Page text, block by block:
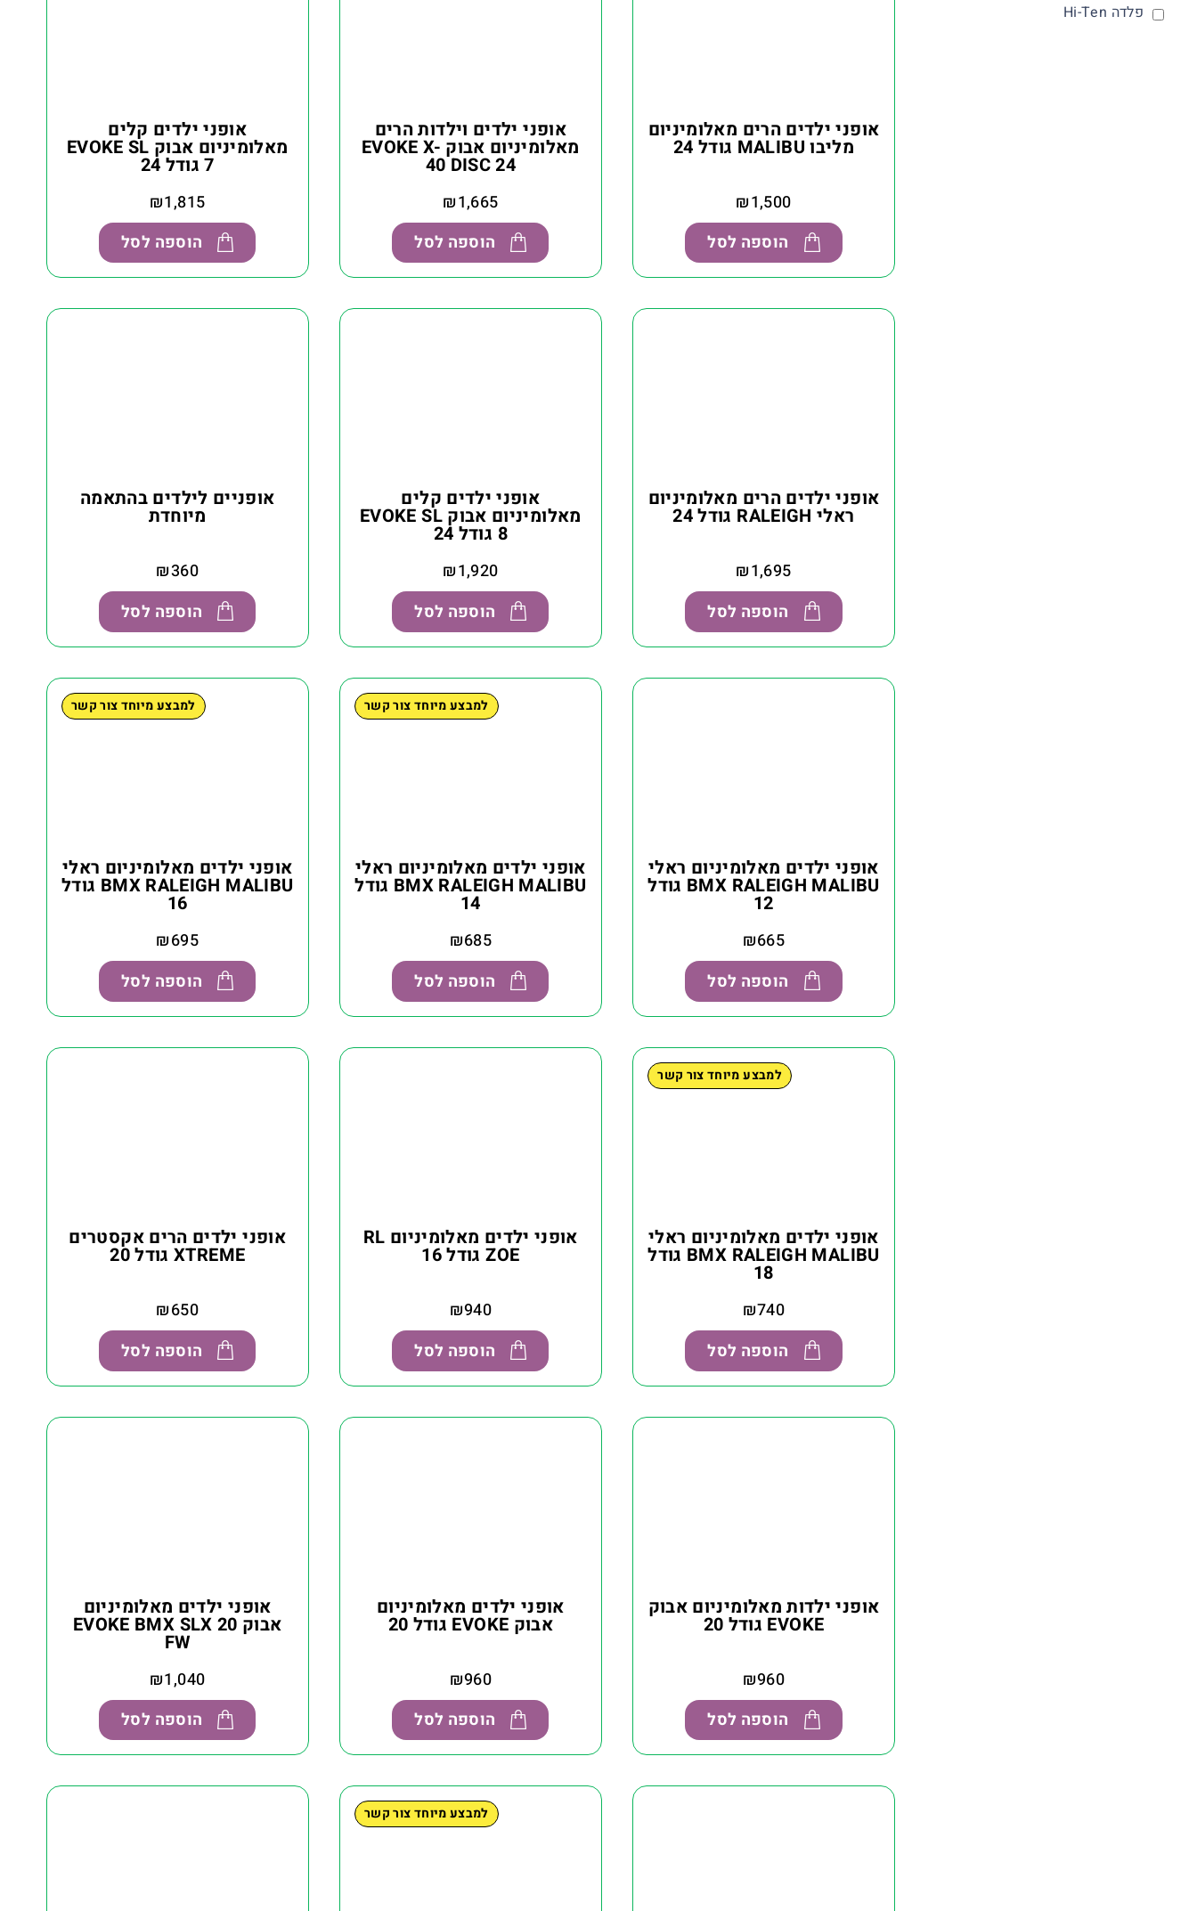
פלדה Hi-Ten
אופני ילדים הרים מאלומיניום
מליבו MALIBU גודל 24
₪1,500
הוספה לסל
אופני ילדים וילדות הרים
מאלומיניום אבוק EVOKE X-
40 DISC 24
₪1,665
הוספה לסל
אופני ילדים קלים
מאלומיניום אבוק EVOKE SL
7 גודל 24
₪1,815
הוספה לסל
אופני ילדים הרים מאלומיניום
ראלי RALEIGH גודל 24
₪1,695
הוספה לסל
אופני ילדים קלים
מאלומיניום אבוק EVOKE SL
8 גודל 24
₪1,920
הוספה לסל
אופניים לילדים בהתאמה
מיוחדת
₪360
הוספה לסל
אופני ילדים מאלומיניום ראלי
BMX RALEIGH MALIBU גודל
12
₪665
הוספה לסל
למבצע מיוחד צור קשר
אופני ילדים מאלומיניום ראלי
BMX RALEIGH MALIBU גודל
14
₪685
הוספה לסל
למבצע מיוחד צור קשר
אופני ילדים מאלומיניום ראלי
BMX RALEIGH MALIBU גודל
16
₪695
הוספה לסל
למבצע מיוחד צור קשר
אופני ילדים מאלומיניום ראלי
BMX RALEIGH MALIBU גודל
18
₪740
הוספה לסל
אופני ילדים מאלומיניום RL
ZOE גודל 16
₪940
הוספה לסל
אופני ילדים הרים אקסטרים
XTREME גודל 20
₪650
הוספה לסל
אופני ילדות מאלומיניום אבוק
EVOKE גודל 20
₪960
הוספה לסל
אופני ילדים מאלומיניום
אבוק EVOKE גודל 20
₪960
הוספה לסל
אופני ילדים מאלומיניום
אבוק EVOKE BMX SLX 20
FW
₪1,040
הוספה לסל
למבצע מיוחד צור קשר